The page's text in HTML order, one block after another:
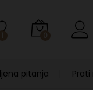
1 0
pitanja Prati